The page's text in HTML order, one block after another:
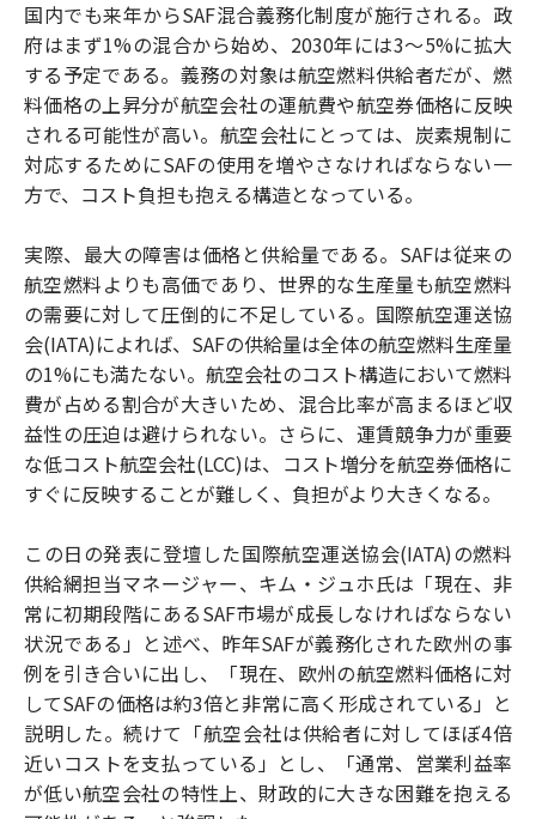
国内でも来年からSAF混合義務化制度が施行される。政
府はまず1%の混合から始め、2030年には3～5%に拡大
する予定である。義務の対象は航空燃料供給者だが、燃
料価格の上昇分が航空会社の運航費や航空券価格に反映
される可能性が高い。航空会社にとっては、炭素規制に
対応するためにSAFの使用を増やさなければならない一
方で、コスト負担も抱える構造となっている。
実際、最大の障害は価格と供給量である。SAFは従来の
航空燃料よりも高価であり、世界的な生産量も航空燃料
の需要に対して圧倒的に不足している。国際航空運送協
会(IATA)によれば、SAFの供給量は全体の航空燃料生産量
の1%にも満たない。航空会社のコスト構造において燃料
費が占める割合が大きいため、混合比率が高まるほど収
益性の圧迫は避けられない。さらに、運賃競争力が重要
な低コスト航空会社(LCC)は、コスト増分を航空券価格に
すぐに反映することが難しく、負担がより大きくなる。
この日の発表に登壇した国際航空運送協会(IATA)の燃料
供給網担当マネージャー、キム・ジュホ氏は「現在、非
常に初期段階にあるSAF市場が成長しなければならない
状況である」と述べ、昨年SAFが義務化された欧州の事
例を引き合いに出し、「現在、欧州の航空燃料価格に対
してSAFの価格は約3倍と非常に高く形成されている」と
説明した。続けて「航空会社は供給者に対してほぼ4倍
近いコストを支払っている」とし、「通常、営業利益率
が低い航空会社の特性上、財政的に大きな困難を抱える